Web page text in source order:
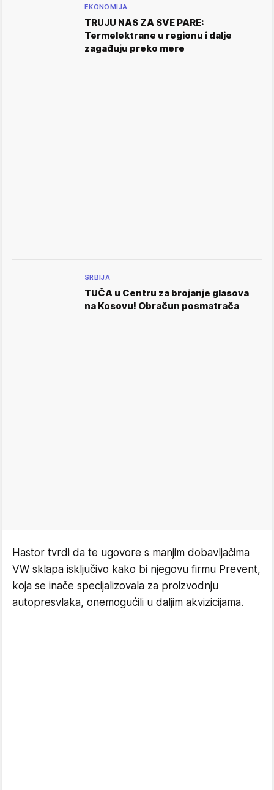
EKONOMIJA
TRUJU NAS ZA SVE PARE:
Termelektrane u regionu i dalje
zagađuju preko mere
SRBIJA
TUČA u Centru za brojanje glasova
na Kosovu! Obračun posmatrača
Hastor tvrdi da te ugovore s manjim dobavljačima
VW sklapa isključivo kako bi njegovu firmu Prevent,
koja se inače specijalizovala za proizvodnju
autopresvlaka, onemogućili u daljim akvizicijama.